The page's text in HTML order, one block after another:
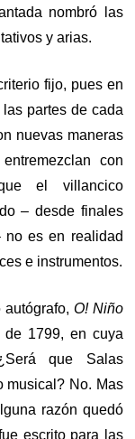
nombró las
y arias.
fijo, pues en
partes de cada
nuevas maneras
con
el villancico
– desde finales
es en realidad
e instrumentos.
O! Niño
de 1799, en cuya
que Salas
musical? No. Mas
razón quedó
escrito para las